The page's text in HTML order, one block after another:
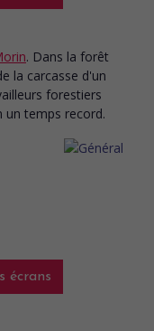
. Dans la forêt
la carcasse d'un
forestiers
un temps record.
écrans